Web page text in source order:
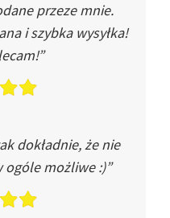
przeze mnie.
i szybka wysyłka!
dokładnie, że nie
ogóle możliwe :)”